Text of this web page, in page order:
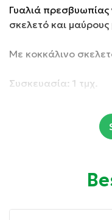
Γυαλιά πρεσβυωπίας
σκελετό και
Με κοκκάλινο
Συσκευασία: 1 τμχ.
Φακοί άριστης